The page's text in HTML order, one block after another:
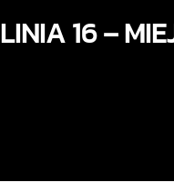
LINIA 16 –